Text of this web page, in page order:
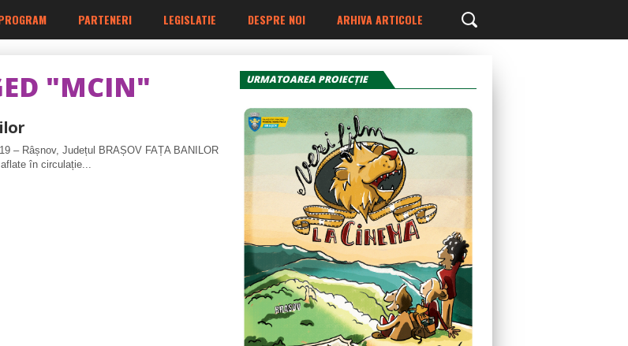
PARTENERI LEGISLATIE DESPRE NOI ARHIVA ARTICOLE
"MCIN"
– Râșnov, Județul BRAȘOV FAȚA BANILOR
în circulație...
URMATOAREA PROIECŢIE